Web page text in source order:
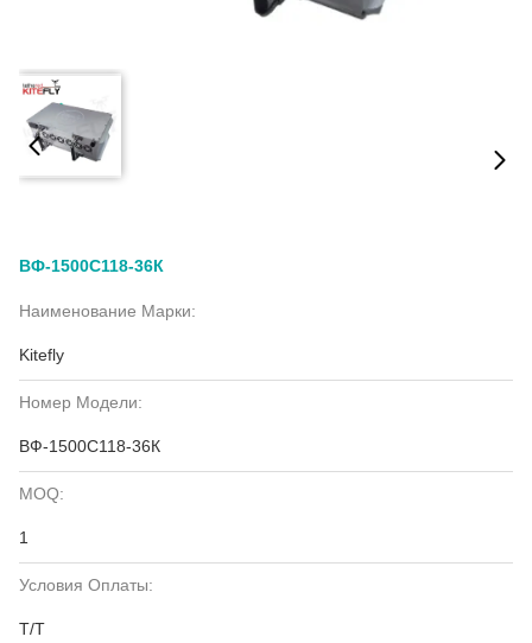
ВФ-1500С118-36К
Наименование Марки:
Kitefly
Номер Модели:
ВФ-1500С118-36К
MOQ:
1
Условия Оплаты:
Т/Т